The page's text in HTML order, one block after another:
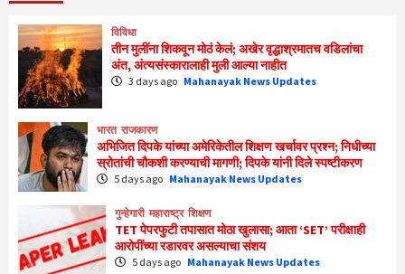
विविधा
तीन मुलींना शिकवून मोठं केलं; अखेर वृद्धाश्रमातच वडिलांचा
अंत, अंत्यसंस्कारालाही मुली आल्या नाहीत
3 days ago Mahanayak News Updates
भारत राजकारण
अभिजित दिपके यांच्या अमेरिकेतील शिक्षण खर्चावर प्रश्न; निधीच्या
स्रोतांची चौकशी करण्याची मागणी; दिपके यांनी दिले स्पष्टीकरण
5 days ago Mahanayak News Updates
गुन्हेगारी महाराष्ट्र शिक्षण
TET पेपरफुटी तपासात मोठा खुलासा; आता ‘SET’ परीक्षाही
आरोपींच्या रडारवर असल्याचा संशय
5 days ago Mahanayak News Updates